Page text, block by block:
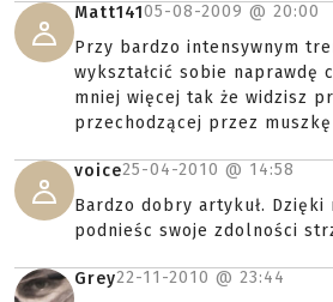
Matt14105-08-2009 @ 20:00
Przy bardzo intensywnym
wykształcić sobie naprawdę
mniej więcej tak że widzisz
przechodzącej przez
voice25-04-2010 @ 14:58
Bardzo dobry artykuł. Dzięki
podnieśc swoje zdolności
Grey22-11-2010 @ 23:44